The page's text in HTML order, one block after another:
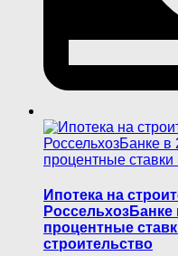
Ипотека на
процентные
строительство